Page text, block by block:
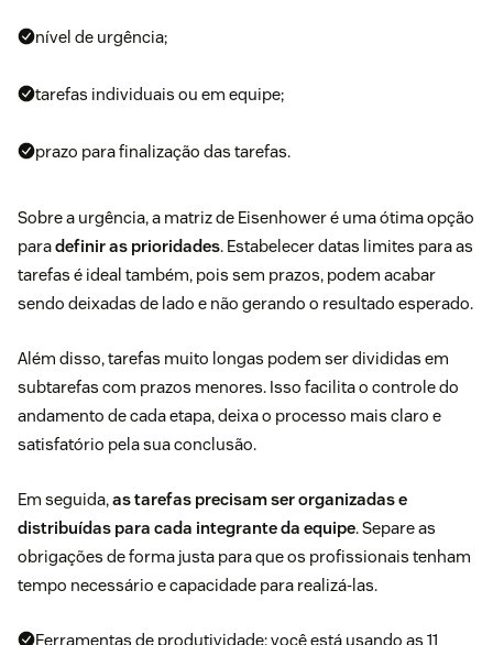
nível de urgência;
tarefas individuais ou em equipe;
prazo para finalização das tarefas.
Sobre a urgência, a matriz de Eisenhoweré uma ótima opção
paradefinir as prioridades. Estabelecer datas limites para as
tarefas é ideal também, pois sem prazos, podem acabar
sendo deixadas de lado e não gerando o resultado esperado.
Além disso, tarefas muito longas podem ser divididas em
subtarefas com prazos menores. Isso facilita o controle do
andamento de cada etapa, deixa o processo mais claro e
satisfatório pela sua conclusão.
Em seguida,as tarefas precisam ser organizadas e
distribuídas para cada integrante da equipe. Separe as
obrigações de forma justa para que os profissionais tenham
tempo necessário e capacidade para realizá-las.
Ferramentas de produtividade: você está usando as 11